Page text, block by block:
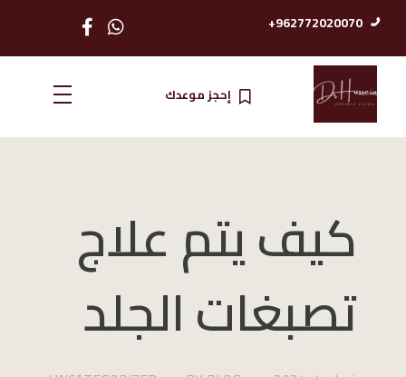
962772020070+
الدكتور حسين عضيبات استشاري امرض الجلدية والتناسلية
إحجز موعدك
كيف يتم علاج
تصبغات الجلد